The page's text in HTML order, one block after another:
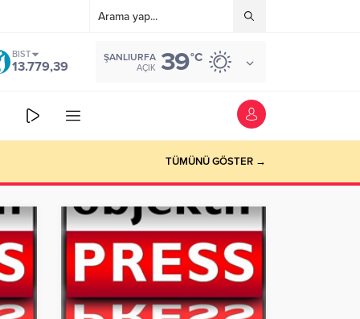
BIST
13.779,39
ŞANLIURFA
AÇIK 39°C
TÜMÜNÜ GÖSTER →